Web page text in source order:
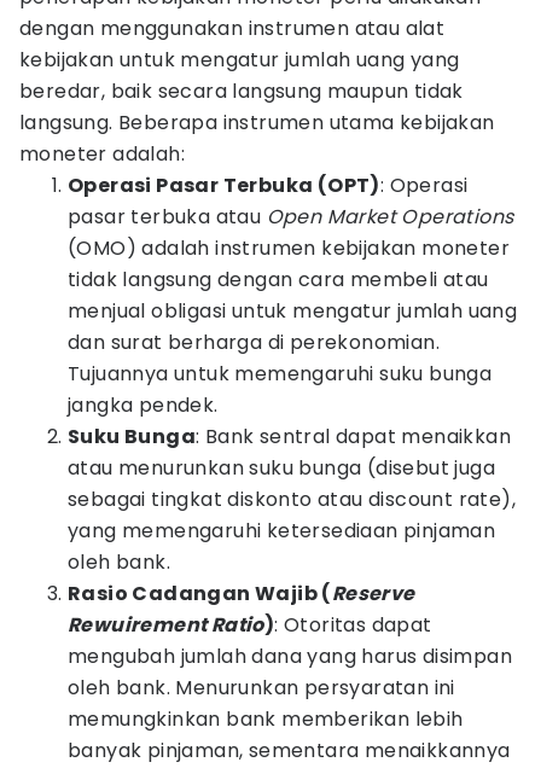
dengan menggunakan instrumen atau alat
kebijakan untuk mengatur jumlah uang yang
beredar, baik secara langsung maupun tidak
langsung. Beberapa instrumen utama kebijakan
moneter adalah:
Operasi Pasar Terbuka (OPT): Operasi
pasar terbuka atau Open Market Operations
(OMO) adalah instrumen kebijakan moneter
tidak langsung dengan cara membeli atau
menjual obligasi untuk mengatur jumlah uang
dan surat berharga di perekonomian.
Tujuannya untuk memengaruhi suku bunga
jangka pendek.
Suku Bunga: Bank sentral dapat menaikkan
atau menurunkan suku bunga (disebut juga
sebagai tingkat diskonto atau discount rate),
yang memengaruhi ketersediaan pinjaman
oleh bank.
Rasio Cadangan Wajib (Reserve
Rewuirement Ratio): Otoritas dapat
mengubah jumlah dana yang harus disimpan
oleh bank. Menurunkan persyaratan ini
memungkinkan bank memberikan lebih
banyak pinjaman, sementara menaikkannya